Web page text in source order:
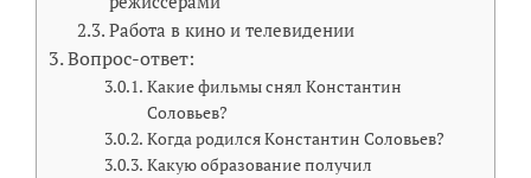
Работа в кино и телевидении
Вопрос-ответ:
Какие фильмы снял Константин
Соловьев?
Когда родился Константин Соловьев?
Какую образование получил